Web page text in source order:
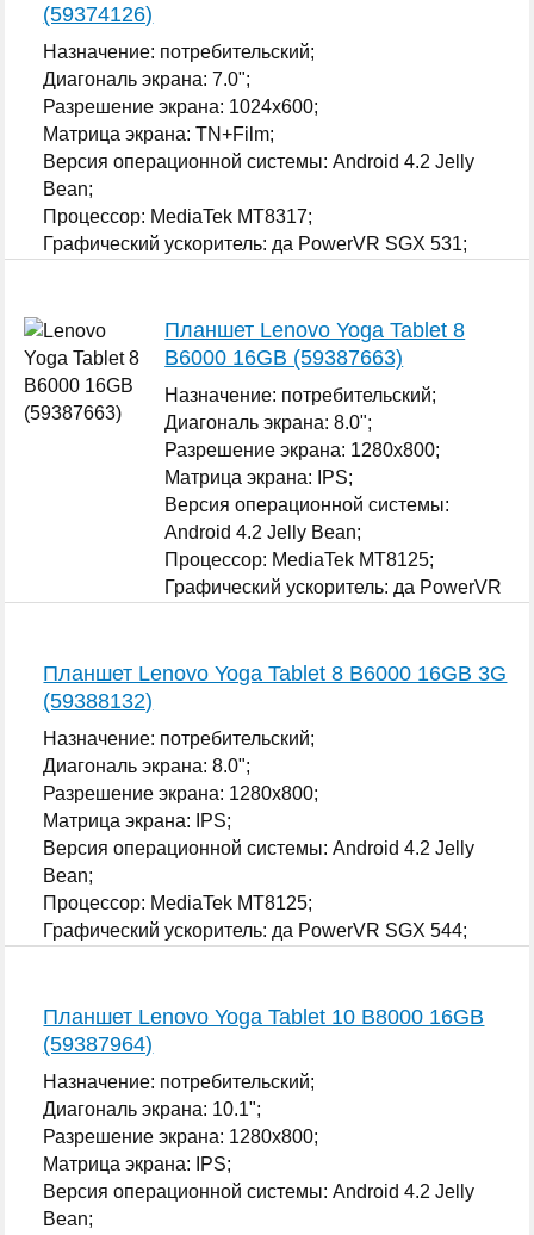
(59374126)
Назначение: потребительский;
Диагональ экрана: 7.0";
Разрешение экрана: 1024x600;
Матрица экрана: TN+Film;
Версия операционной системы: Android 4.2 Jelly
Bean;
Процессор: MediaTek MT8317;
Графический ускоритель: да PowerVR SGX 531;
Планшет Lenovo Yoga Tablet 8
B6000 16GB (59387663)
Назначение: потребительский;
Диагональ экрана: 8.0";
Разрешение экрана: 1280x800;
Матрица экрана: IPS;
Версия операционной системы:
Android 4.2 Jelly Bean;
Процессор: MediaTek MT8125;
Графический ускоритель: да PowerVR
Планшет Lenovo Yoga Tablet 8 B6000 16GB 3G
(59388132)
Назначение: потребительский;
Диагональ экрана: 8.0";
Разрешение экрана: 1280x800;
Матрица экрана: IPS;
Версия операционной системы: Android 4.2 Jelly
Bean;
Процессор: MediaTek MT8125;
Графический ускоритель: да PowerVR SGX 544;
Планшет Lenovo Yoga Tablet 10 B8000 16GB
(59387964)
Назначение: потребительский;
Диагональ экрана: 10.1";
Разрешение экрана: 1280x800;
Матрица экрана: IPS;
Версия операционной системы: Android 4.2 Jelly
Bean;